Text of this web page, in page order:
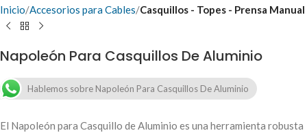
Inicio Accesorios para Cables Casquillos - Topes - Prensa Manual
Napoleón Para Casquillos De Aluminio
Hablemos sobre Napoleón Para Casquillos De Aluminio
El Napoleón para Casquillo de Aluminio es una herramienta robusta